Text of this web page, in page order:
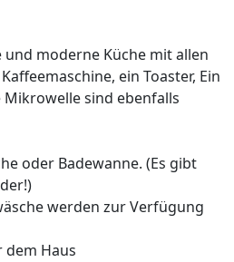
moderne Küche mit allen
ein Toaster, Ein
sind ebenfalls
oder Badewanne. (Es gibt
werden zur Verfügung
Haus